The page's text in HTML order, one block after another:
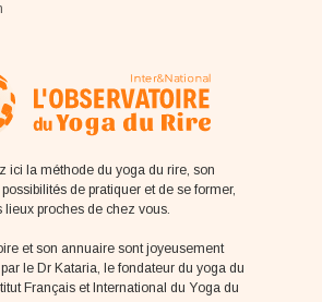
ici la méthode du yoga du rire, son
de pratiquer et de se former,
lieux proches de chez vous.
et son annuaire sont joyeusement
le Dr Kataria, le fondateur du yoga du
Français et International du Yoga du